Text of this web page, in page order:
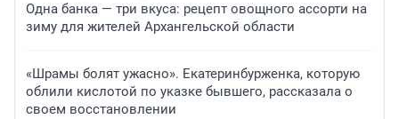
Одна банка — три вкуса: рецепт овощного ассорти на
зиму для жителей Архангельской области
«Шрамы болят ужасно». Екатеринбурженка, которую
облили кислотой по указке бывшего, рассказала о
своем восстановлении